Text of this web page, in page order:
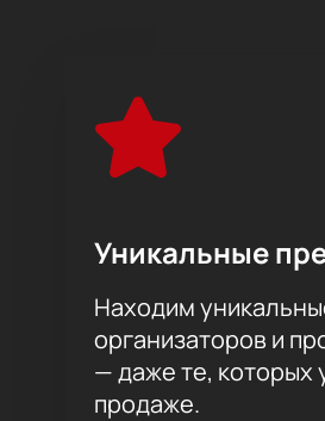
Пярт», дирижер —
Пярт», дирижер — Теодор
схему, чтобы найти лучший
специалиста.
оптимальное решение для
Уникальные
Находим
организаторов и
— даже те, которых
продаже.